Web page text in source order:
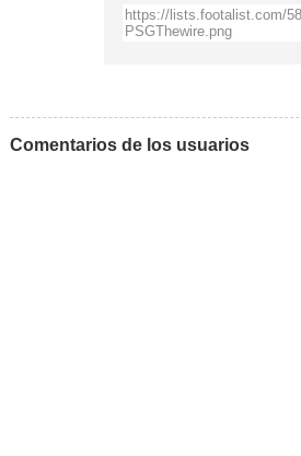
Comentarios de los usuarios